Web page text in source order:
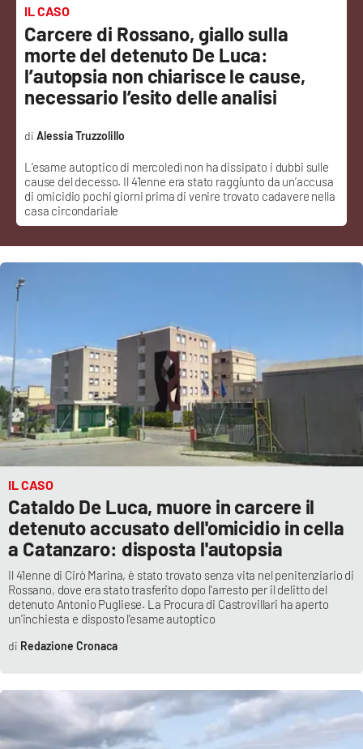
Podcast
Meteo
Editoriali
Ambiente
Cronaca
Politica
Sanità
Società
Sport
RUBRICHE
Good Morning Vietnam
Parchi Marini Calabria
Imprese Di Calabria
Le perfidie di Antonella Grippo
IL CASO
Carcere di Rossano, giallo sulla
morte del detenuto De Luca:
l’autopsia non chiarisce le cause,
necessario l’esito delle analisi
L’esame autoptico di mercoledì non ha dissipato i dubbi sulle
cause del decesso. Il 41enne era stato raggiunto da un’accusa
di omicidio pochi giorni prima di venire trovato cadavere nella
casa circondariale
Alessia Truzzolillo
IL CASO
Cataldo De Luca, muore in carcere il
detenuto accusato dell'omicidio in cella
a Catanzaro: disposta l'autopsia
Il 41enne di Cirò Marina, è stato trovato senza vita nel penitenziario di
Rossano, dove era stato trasferito dopo l'arresto per il delitto del
detenuto Antonio Pugliese. La Procura di Castrovillari ha aperto
un'inchiesta e disposto l'esame autoptico
Redazione Cronaca